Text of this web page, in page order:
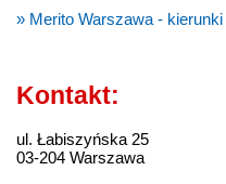
» Merito Warszawa -
Kontakt:
ul. Łabiszyńska 25
03-204 Warszawa